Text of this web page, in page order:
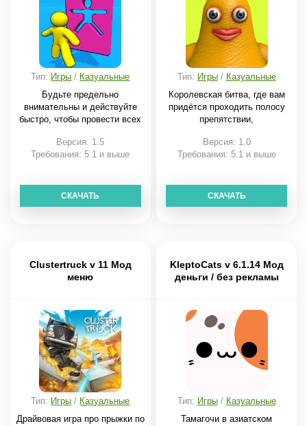
Тип: Игры / Казуальные
Будьте предельно
внимательны и действуйте
быстро, чтобы провести всех
Версия: 1.5
Требования: 5.1 и выше
СКАЧАТЬ
Тип: Игры/ Казуальные
Королевская битва, где вам
придётся проходить полосу
препятствии,
Версия: 1.0
Требования: 5.1 и выше
СКАЧАТЬ
Clustertruck v 11 Мод
меню
Тип: Игры / Казуальные
Драйвовая игра про прыжки по
KleptoCats v 6.1.14 Мод
деньги / без рекламы
Тип: Игры/ Казуальные
Тамагочи в азиатском